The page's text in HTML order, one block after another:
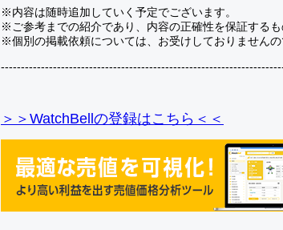
※内容は随時追加していく予定でございます。
※ご参考までの紹介であり、内容の正確性を保証するも
※個別の掲載依頼については、お受けしておりませんの
＞＞WatchBellの登録はこちら＜＜